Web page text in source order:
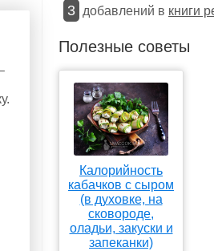
3 добавлений в книги
Полезные советы
Калорийность
кабачков с сыром
(в духовке, на
сковороде,
оладьи, закуски и
запеканки)